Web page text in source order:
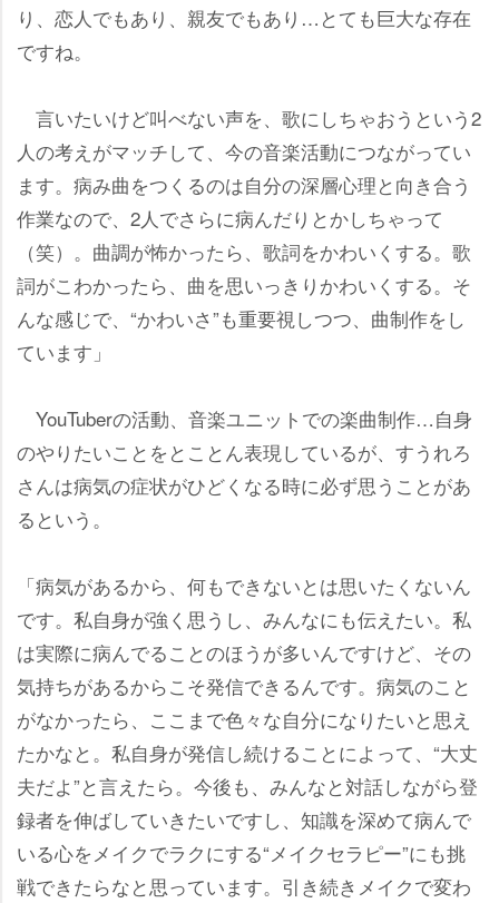
り、恋人でもあり、親友でもあり…とても巨大な存在
ですね。
言いたいけど叫べない声を、歌にしちゃおうという2
人の考えがマッチして、今の音楽活動につながってい
ます。病み曲をつくるのは自分の深層心理と向き合う
作業なので、2人でさらに病んだりとかしちゃって
（笑）。曲調が怖かったら、歌詞をかわいくする。歌
詞がこわかったら、曲を思いっきりかわいくする。そ
んな感じで、“かわいさ”も重要視しつつ、曲制作をし
ています」
YouTuberの活動、音楽ユニットでの楽曲制作…自身
のやりたいことをとことん表現しているが、すうれろ
さんは病気の症状がひどくなる時に必ず思うことがあ
るという。
「病気があるから、何もできないとは思いたくないん
です。私自身が強く思うし、みんなにも伝えたい。私
は実際に病んでることのほうが多いんですけど、その
気持ちがあるからこそ発信できるんです。病気のこと
がなかったら、ここまで色々な自分になりたいと思え
たかなと。私自身が発信し続けることによって、“大丈
夫だよ”と言えたら。今後も、みんなと対話しながら登
録者を伸ばしていきたいですし、知識を深めて病んで
いる心をメイクでラクにする“メイクセラピー”にも挑
戦できたらなと思っています。引き続きメイクで変わ